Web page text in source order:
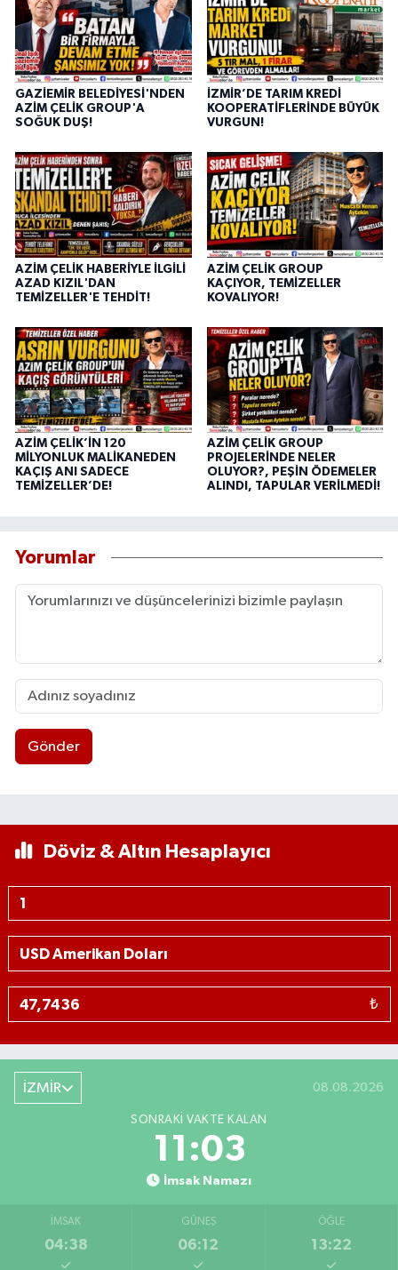
GAZİEMİR BELEDİYESİ'NDEN
AZİM ÇELİK GROUP'A
SOĞUK DUŞ!
İZMİR’DE TARIM KREDİ
KOOPERATİFLERİNDE BÜYÜK
VURGUN!
AZİM ÇELİK HABERİYLE İLGİLİ
AZAD KIZIL'DAN
TEMİZELLER'E TEHDİT!
AZİM ÇELİK GROUP
KAÇIYOR, TEMİZELLER
KOVALIYOR!
AZİM ÇELİK’İN 120
MİLYONLUK MALİKANEDEN
KAÇIŞ ANI SADECE
TEMİZELLER’DE!
AZİM ÇELİK GROUP
PROJELERİNDE NELER
OLUYOR?, PEŞİN ÖDEMELER
ALINDI, TAPULAR VERİLMEDİ!
Yorumlar
Gönder
Döviz & Altın Hesaplayıcı
₺
İZMİR 08.08.2026
SONRAKI VAKTE KALAN
11:02
İmsak Namazı
İMSAK
04:38
GÜNEŞ
06:12
ÖĞLE
13:22